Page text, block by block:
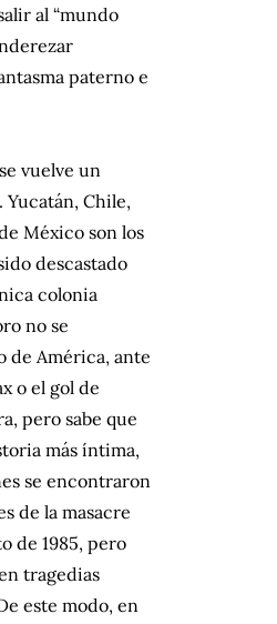
al “mundo
paterno e
vuelve un
Chile,
México son los
descastado
colonia
no se
de América, ante
o el gol de
pero sabe que
más íntima,
se encontraron
de la masacre
de 1985, pero
tragedias
este modo, en